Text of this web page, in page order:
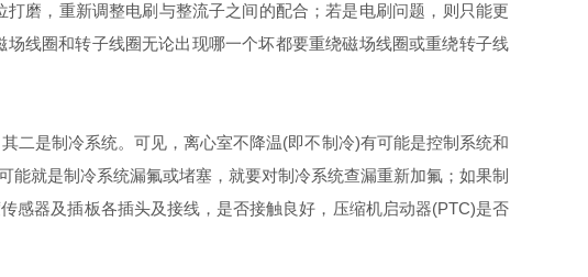
，重新调整电刷与整流子之间的配合；若是电刷问题，则只能更
。磁场线圈和转子线圈无论出现哪一个坏都要重绕磁场线圈或重绕转子线
二是制冷系统。可见，离心室不降温(即不制冷)有可能是控制系统和
能就是制冷系统漏氟或堵塞，就要对制冷系统查漏重新加氟；如果制
传感器及插板各插头及接线，是否接触良好，压缩机启动器(PTC)是否